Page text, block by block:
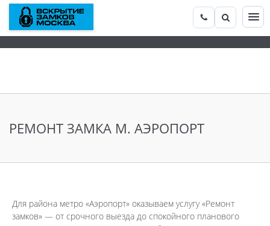
РЕМОНТ ЗАМКА М. АЭРОПОРТ
Для района метро «Аэропорт» оказываем услугу «Ремонт
замков» — от срочного выезда до спокойного планового